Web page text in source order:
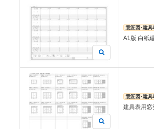
意匠図･建具
A1版 白紙
意匠図･建具
建具表用窓